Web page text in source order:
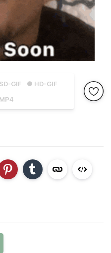
GIF
● HD-GIF